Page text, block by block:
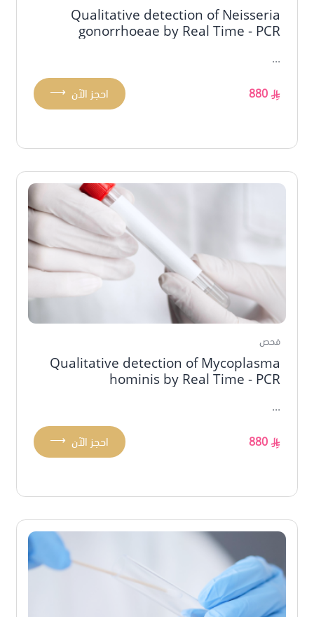
Qualitative detection of Neisseria
gonorrhoeae by Real Time - PCR
...
880
⟶ احجز الآن
فحص
Qualitative detection of Mycoplasma
hominis by Real Time - PCR
...
880
⟶ احجز الآن